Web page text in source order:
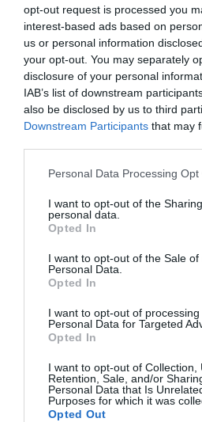
opt-out request is processed you
interest-based ads based on
us or personal information
your opt-out. You may separately
disclosure of your personal
IAB’s list of downstream
also be disclosed by us to third
Downstream Participants that may
Personal Data Processing Opt
I want to opt-out of the
personal data.
Opted In
I want to opt-out of the Sale of
Personal Data.
Opted In
I want to opt-out of processing
Personal Data for Targeted
Opted In
I want to opt-out of Collection,
Retention, Sale, and/or
Personal Data that Is
Purposes for which it was
Opted Out
Un nou món comercial
a les empreses
17 de maig de 2026
FRANCESC RAVENTÓS
L'OPINIÓ
8 de maig de 2026
FRANCESC RAVENTÓS
L'OPINIÓ
La caiguda d'Orbán és una
gran oportunitat per la UE
17 d’abril de 2026
FRANCESC RAVENTÓS
Anterior